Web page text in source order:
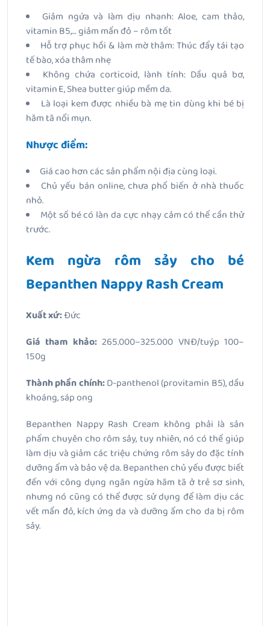
Giảm ngứa và làm dịu nhanh: Aloe, cam thảo,
vitamin B5,… giảm mẩn đỏ – rôm tốt
Hỗ trợ phục hồi & làm mờ thâm: Thúc đẩy tái tạo
tế bào, xóa thâm nhẹ
Không chứa corticoid, lành tính: Dầu quả bơ,
vitamin E, Shea butter giúp mềm da.
Là loại kem được nhiều bà mẹ tin dùng khi bé bị
hăm tã nổi mụn.
Nhược điểm:
Giá cao hơn các sản phẩm nội địa cùng loại.
Chủ yếu bán online, chưa phổ biến ở nhà thuốc
nhỏ.
Một số bé có làn da cực nhạy cảm có thể cần thử
trước.
Kem ngừa rôm sảy cho bé
Bepanthen Nappy Rash Cream
Xuất xứ:Đức
Giá tham khảo:265.000–325.000 VNĐ/tuýp 100–
150g
Thành phần chính:D-panthenol (provitamin B5), dầu
khoáng, sáp ong
Bepanthen Nappy Rash Cream không phải là sản
phẩm chuyên cho rôm sảy, tuy nhiên, nó có thể giúp
làm dịu và giảm các triệu chứng rôm sảy do đặc tính
dưỡng ẩm và bảo vệ da. Bepanthen chủ yếu được biết
đến với công dụng ngăn ngừa hăm tã ở trẻ sơ sinh,
nhưng nó cũng có thể được sử dụng để làm dịu các
vết mẩn đỏ, kích ứng da và dưỡng ẩm cho da bị rôm
sảy.